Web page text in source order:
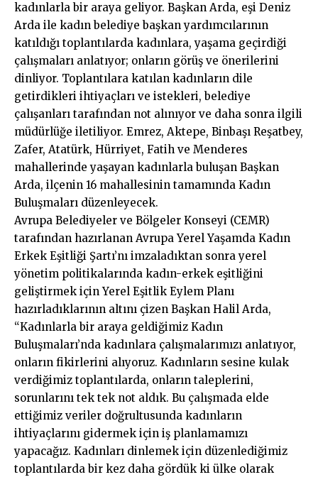
kadınlarla bir araya geliyor. Başkan Arda, eşi Deniz
Arda ile kadın belediye başkan yardımcılarının
katıldığı toplantılarda kadınlara, yaşama geçirdiği
çalışmaları anlatıyor; onların görüş ve önerilerini
dinliyor. Toplantılara katılan kadınların dile
getirdikleri ihtiyaçları ve istekleri, belediye
çalışanları tarafından not alınıyor ve daha sonra ilgili
müdürlüğe iletiliyor. Emrez, Aktepe, Binbaşı Reşatbey,
Zafer, Atatürk, Hürriyet, Fatih ve Menderes
mahallerinde yaşayan kadınlarla buluşan Başkan
Arda, ilçenin 16 mahallesinin tamamında Kadın
Buluşmaları düzenleyecek.
Avrupa Belediyeler ve Bölgeler Konseyi (CEMR)
tarafından hazırlanan Avrupa Yerel Yaşamda Kadın
Erkek Eşitliği Şartı’nı imzaladıktan sonra yerel
yönetim politikalarında kadın-erkek eşitliğini
geliştirmek için Yerel Eşitlik Eylem Planı
hazırladıklarının altını çizen Başkan Halil Arda,
“Kadınlarla bir araya geldiğimiz Kadın
Buluşmaları’nda kadınlara çalışmalarımızı anlatıyor,
onların fikirlerini alıyoruz. Kadınların sesine kulak
verdiğimiz toplantılarda, onların taleplerini,
sorunlarını tek tek not aldık. Bu çalışmada elde
ettiğimiz veriler doğrultusunda kadınların
ihtiyaçlarını gidermek için iş planlamamızı
yapacağız. Kadınları dinlemek için düzenlediğimiz
toplantılarda bir kez daha gördük ki ülke olarak